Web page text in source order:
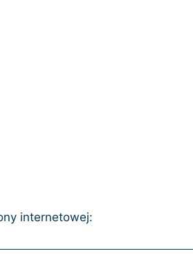
internetowej: